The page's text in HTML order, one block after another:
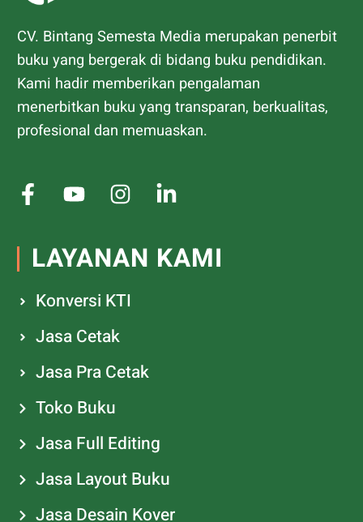
CV. Bintang Semesta Media merupakan penerbit
buku yang bergerak di bidang buku pendidikan.
Kami hadir memberikan pengalaman
menerbitkan buku yang transparan, berkualitas,
profesional dan memuaskan.
LAYANAN KAMI
Konversi KTI
Jasa Cetak
Jasa Pra Cetak
Toko Buku
Jasa Full Editing
Jasa Layout Buku
Jasa Desain Kover